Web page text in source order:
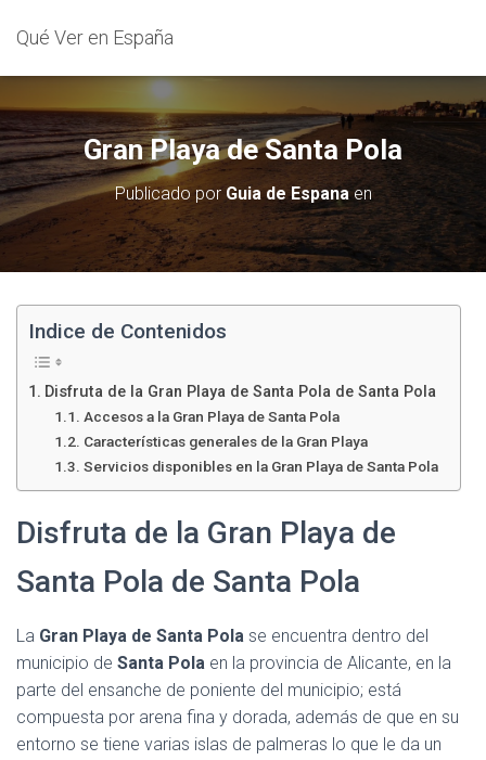
Qué Ver en España
Gran Playa de Santa Pola
Publicado por Guia de Espanaen
Indice de Contenidos
Disfruta de la Gran Playa de Santa Pola de Santa Pola
Accesos a la Gran Playa de Santa Pola
Características generales de la Gran Playa
Servicios disponibles en la Gran Playa de Santa Pola
Disfruta de la Gran Playa de
Santa Pola de Santa Pola
La Gran Playa de Santa Pola se encuentra dentro del
municipio de Santa Pola en la provincia de Alicante, en la
parte del ensanche de poniente del municipio; está
compuesta por arena fina y dorada, además de que en su
entorno se tiene varias islas de palmeras lo que le da un